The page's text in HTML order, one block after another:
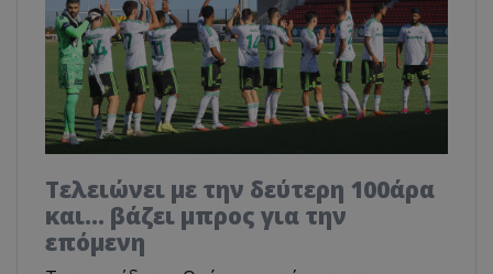
Τελειώνει με την δεύτερη 100άρα
και... βάζει μπρος για την
επόμενη